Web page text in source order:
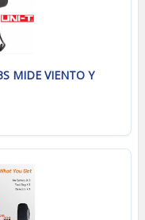
MIDE VIENTO Y